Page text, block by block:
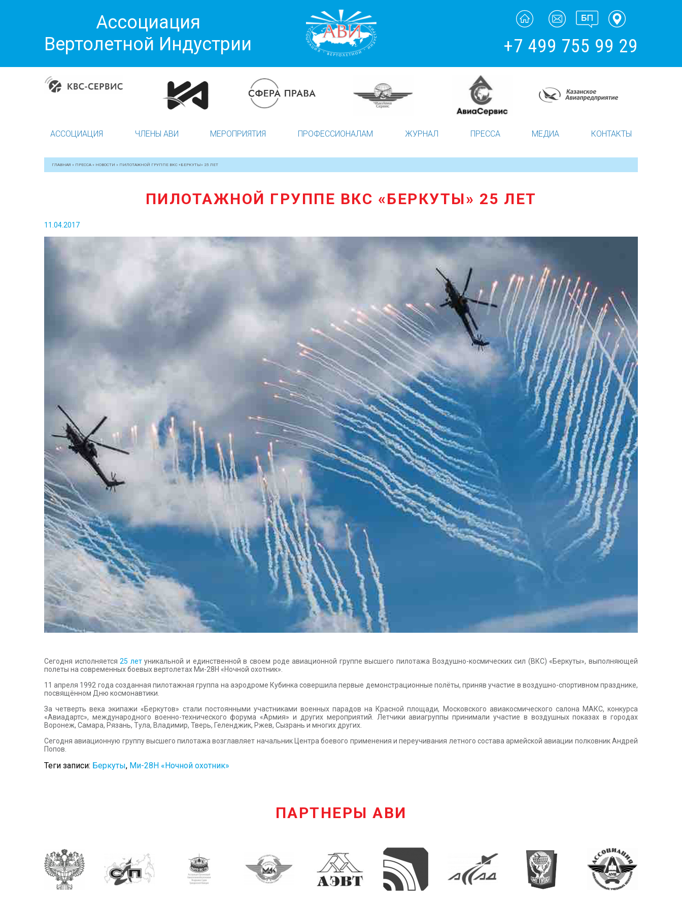
Ассоциация
Вертолетной Индустрии
+7 499 755 99 29
АССОЦИАЦИЯ ЧЛЕНЫ АВИ МЕРОПРИЯТИЯ ПРОФЕССИОНАЛАМ ЖУРНАЛ ПРЕССА МЕДИА КОНТАКТЫ
ГЛАВНАЯ » ПРЕССА » НОВОСТИ » ПИЛОТАЖНОЙ ГРУППЕ ВКС «БЕРКУТЫ» 25 ЛЕТ
ПИЛОТАЖНОЙ ГРУППЕ ВКС «БЕРКУТЫ» 25 ЛЕТ
11.04.2017
Сегодня исполняется25 летуникальной и единственной в своем роде авиационной группе высшего пилотажа Воздушно-космических сил (ВКС) «Беркуты», выполняющей
полеты на современных боевых вертолетах Ми-28Н «Ночной охотник».
11 апреля 1992 года созданная пилотажная группа на аэродроме Кубинка совершила первые демонстрационные полёты, приняв участие в воздушно-спортивном празднике,
посвящённом Дню космонавтики.
За четверть века экипажи «Беркутов» стали постоянными участниками военных парадов на Красной площади, Московского авиакосмического салона МАКС, конкурса
«Авиадартс», международного военно-технического форума «Армия» и других мероприятий. Летчики авиагруппы принимали участие в воздушных показах в городах
Воронеж, Самара, Рязань, Тула, Владимир, Тверь, Геленджик, Ржев, Сызрань и многих других.
Сегодня авиационную группу высшего пилотажа возглавляет начальник Центра боевого применения и переучивания летного состава армейской авиации полковник Андрей
Попов.
Теги записи: Беркуты, Ми-28Н «Ночной охотник»
ПАРТНЕРЫ АВИ